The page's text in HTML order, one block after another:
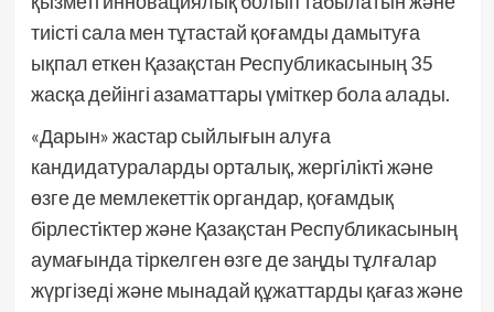
тиісті сала мен тұтастай қоғамды дамытуға
ықпал еткен Қазақстан Республикасының 35
жасқа дейінгі азаматтары үміткер бола алады.
«Дарын» жастар сыйлығын алуға
кандидатураларды орталық, жергiлiктi және
өзге де мемлекеттік органдар, қоғамдық
бiрлестiктер және Қазақстан Республикасының
аумағында тіркелген өзге де заңды тұлғалар
жүргізеді және мынадай құжаттарды қағаз және